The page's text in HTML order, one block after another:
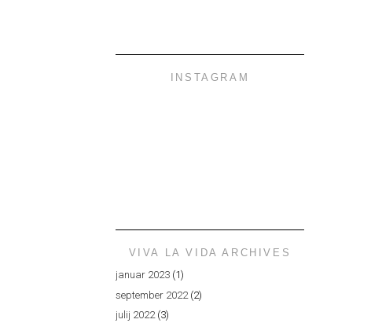
INSTAGRAM
VIVA LA VIDA ARCHIVES
januar 2023 (1)
september 2022 (2)
julij 2022(3)